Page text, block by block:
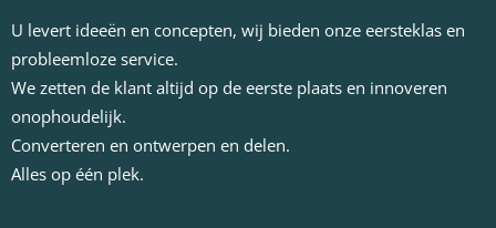
U levert ideeën en concepten, wij bieden onze eersteklas en
probleemloze service.
We zetten de klant altijd op de eerste plaats en innoveren
onophoudelijk.
Converteren en ontwerpen en delen.
Alles op één plek.